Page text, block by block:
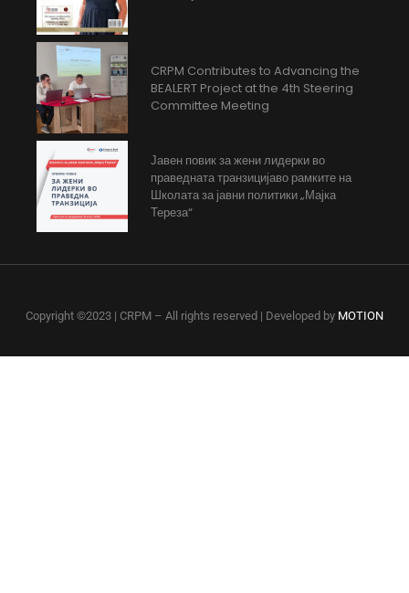
CRPM Contributes to Advancing the
BEALERT Project at the 4th Steering
Committee Meeting
Јавен повик за жени лидерки во
праведната транзицијаво рамките на
Школата за јавни политики „Мајка
Тереза“
Copyright ©2023 | CRPM – All rights reserved | Developed by MOTION